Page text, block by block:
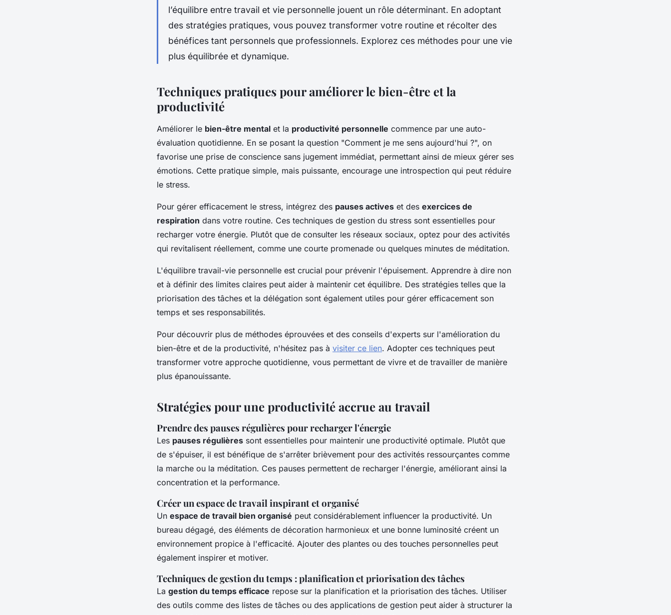
l’équilibre entre travail et vie personnelle jouent un rôle déterminant. En adoptant
des stratégies pratiques, vous pouvez transformer votre routine et récolter des
bénéfices tant personnels que professionnels. Explorez ces méthodes pour une vie
plus équilibrée et dynamique.
Techniques pratiques pour améliorer le bien-être et la
productivité
Améliorer le bien-être mental et la productivité personnelle commence par une auto-
évaluation quotidienne. En se posant la question "Comment je me sens aujourd'hui ?", on
favorise une prise de conscience sans jugement immédiat, permettant ainsi de mieux gérer ses
émotions. Cette pratique simple, mais puissante, encourage une introspection qui peut réduire
le stress.
Pour gérer efficacement le stress, intégrez des pauses actives et des exercices de
respiration dans votre routine. Ces techniques de gestion du stress sont essentielles pour
recharger votre énergie. Plutôt que de consulter les réseaux sociaux, optez pour des activités
qui revitalisent réellement, comme une courte promenade ou quelques minutes de méditation.
L'équilibre travail-vie personnelle est crucial pour prévenir l'épuisement. Apprendre à dire non
et à définir des limites claires peut aider à maintenir cet équilibre. Des stratégies telles que la
priorisation des tâches et la délégation sont également utiles pour gérer efficacement son
temps et ses responsabilités.
Pour découvrir plus de méthodes éprouvées et des conseils d'experts sur l'amélioration du
bien-être et de la productivité, n'hésitez pas à visiter ce lien. Adopter ces techniques peut
transformer votre approche quotidienne, vous permettant de vivre et de travailler de manière
plus épanouissante.
Stratégies pour une productivité accrue au travail
Prendre des pauses régulières pour recharger l'énergie
Les pauses régulières sont essentielles pour maintenir une productivité optimale. Plutôt que
de s'épuiser, il est bénéfique de s'arrêter brièvement pour des activités ressourçantes comme
la marche ou la méditation. Ces pauses permettent de recharger l'énergie, améliorant ainsi la
concentration et la performance.
Créer un espace de travail inspirant et organisé
Un espace de travail bien organisé peut considérablement influencer la productivité. Un
bureau dégagé, des éléments de décoration harmonieux et une bonne luminosité créent un
environnement propice à l'efficacité. Ajouter des plantes ou des touches personnelles peut
également inspirer et motiver.
Techniques de gestion du temps : planification et priorisation des tâches
La gestion du temps efficace repose sur la planification et la priorisation des tâches. Utiliser
des outils comme des listes de tâches ou des applications de gestion peut aider à structurer la